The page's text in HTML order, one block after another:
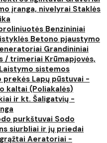
įranga, nivelyrai Staklės
Benzininiai
Betono pjaustymo
Grandininiai
/ trimeriai Krūmapjovės,
Laistymo sistemos
prekės Lapų pūstuvai -
kaltai (Poliakalės)
ir kt. Šaligatvių -
purkštuvai Sodo
siurbliai ir jų priedai
Aeratoriai -